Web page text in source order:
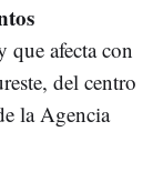
que afecta con
del centro
la Agencia